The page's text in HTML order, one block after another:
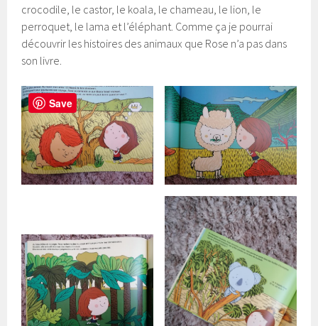
crocodile, le castor, le koala, le chameau, le lion, le
perroquet, le lama et l’éléphant. Comme ça je pourrai
découvrir les histoires des animaux que Rose n’a pas dans
son livre.
Save